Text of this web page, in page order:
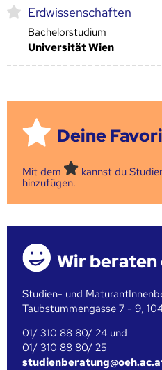
Erdwissenschaften
Bachelorstudium
Universität Wien
Deine
Mit dem
kannst du
hinzufügen.
Wir beraten
Studien- und
Taubstummengasse 7 - 9,
01/ 310 88 80/ 24 und
01/ 310 88 80/ 25